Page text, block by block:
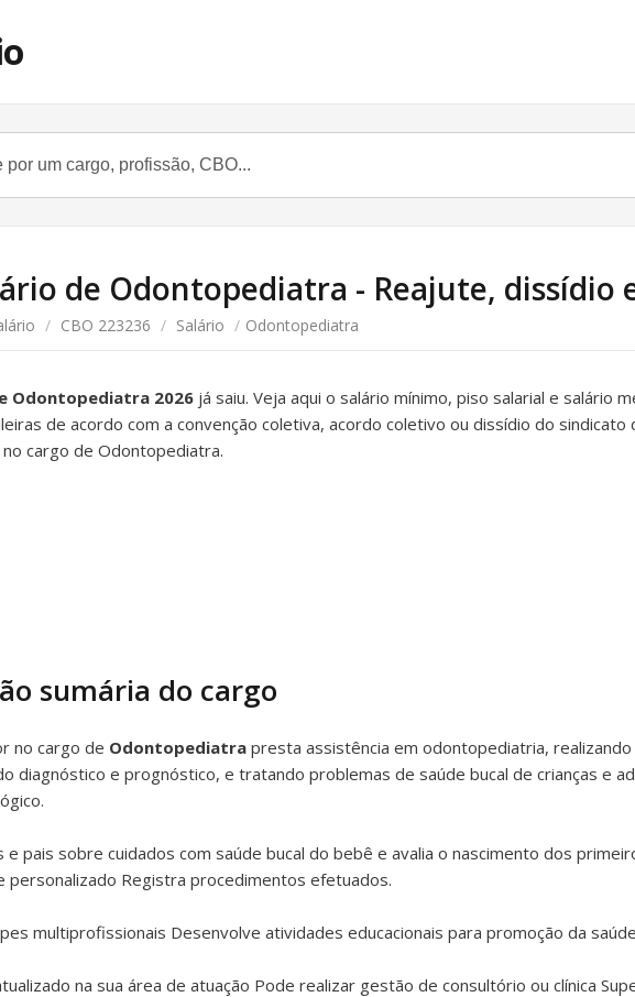
de Odontopediatra - Reajute, dissídio
/ CBO 223236 / Salário / Odontopediatra
Odontopediatra 2026 já saiu. Veja aqui o salário mínimo, piso salarial e salário
de acordo com a convenção coletiva, acordo coletivo ou dissídio do
cargo de Odontopediatra.
sumária do cargo
no cargo de Odontopediatra presta assistência em odontopediatria,
diagnóstico e prognóstico, e tratando problemas de saúde bucal de crianças e
e pais sobre cuidados com saúde bucal do bebê e avalia o nascimento dos
personalizado Registra procedimentos efetuados.
multiprofissionais Desenvolve atividades educacionais para promoção da
na sua área de atuação Pode realizar gestão de consultório ou clínica